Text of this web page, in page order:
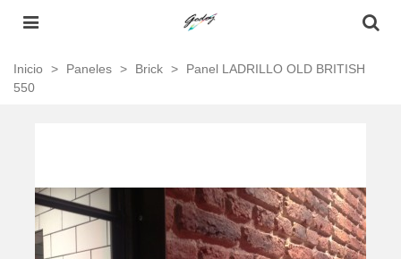
Inicio > Paneles > Brick >
Panel LADRILLO OLD BRITISH
550